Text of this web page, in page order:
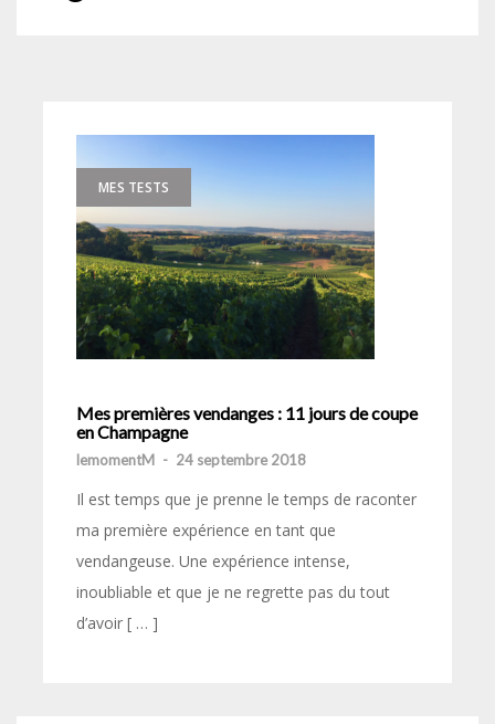
MES TESTS
Mes premières vendanges : 11 jours de coupe
en Champagne
lemomentM - 24 septembre 2018
Il est temps que je prenne le temps de raconter
ma première expérience en tant que
vendangeuse. Une expérience intense,
inoubliable et que je ne regrette pas du tout
d’avoir [ … ]